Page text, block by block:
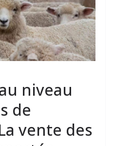
niveau
de
vente des